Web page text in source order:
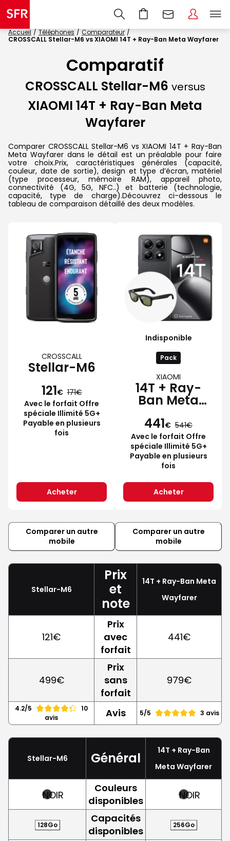
Accueil Téléphones
Comparateur
CROSSCALL Stellar-M6 vs XIAOMI 14T + Ray-Ban Meta Wayfarer
Comparatif
CROSSCALL Stellar-M6 versus
XIAOMI 14T + Ray-Ban Meta
Wayfarer
Comparer CROSSCALL Stellar-M6 vs XIAOMI 14T + Ray-Ban
Meta Wayfarer dans le détail est un préalable pour faire
votre choix.Prix, caractéristiques générales (capacité,
couleur, date de sortie), design et type d’écran, matériel
(type processeur, mémoire RAM), appareil photo,
connectivité (4G, 5G, NFC..) et batterie (technologie,
capacité, type de charge).Découvrez ci-dessous le
tableau de comparaison détaillé des deux modèles.
CROSSCALL
Stellar-M6
121€ 171
Avec le forfait Offre
spéciale Illimité 5G+
Payable en plusieurs
fois
Acheter
Indisponible
Pack
XIAOMI
14T + Ray-
Ban Meta
441€ 541
Avec le forfait Offre
spéciale Illimité 5G+
Payable en plusieurs
fois
Acheter
Comparer un autre
mobile
Comparer un autre
mobile
Stellar-M6
Prix
et
note
14T + Ray-Ban Meta
Wayfarer
121€
Prix
avec
forfait
441€
499€
Prix
sans
forfait
979€
4.2/5
10
avis
Avis 5/5 3 avis
Stellar-M6 Général
14T + Ray-Ban
Meta Wayfarer
NOIR
Couleurs
disponibles
NOIR
128Go
Capacités
disponibles
256Go